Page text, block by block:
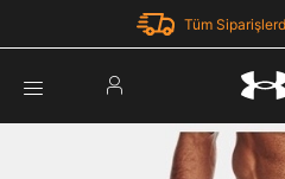
Tüm
Parola Yenileme